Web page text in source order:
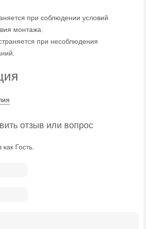
при соблюдении условий
монтажа.
при несоблюдения
отзыв или вопрос
Гость.